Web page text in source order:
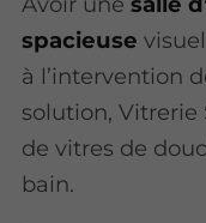
spacieuse
à l’intervention
solution, Vitrerie
de vitres de
bain.